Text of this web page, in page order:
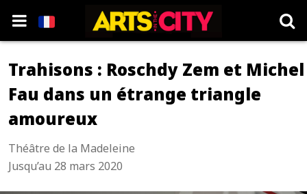
Trahisons : Roschdy Zem et Michel
Fau dans un étrange triangle
amoureux
Théâtre de la Madeleine
Jusqu’au 28 mars 2020